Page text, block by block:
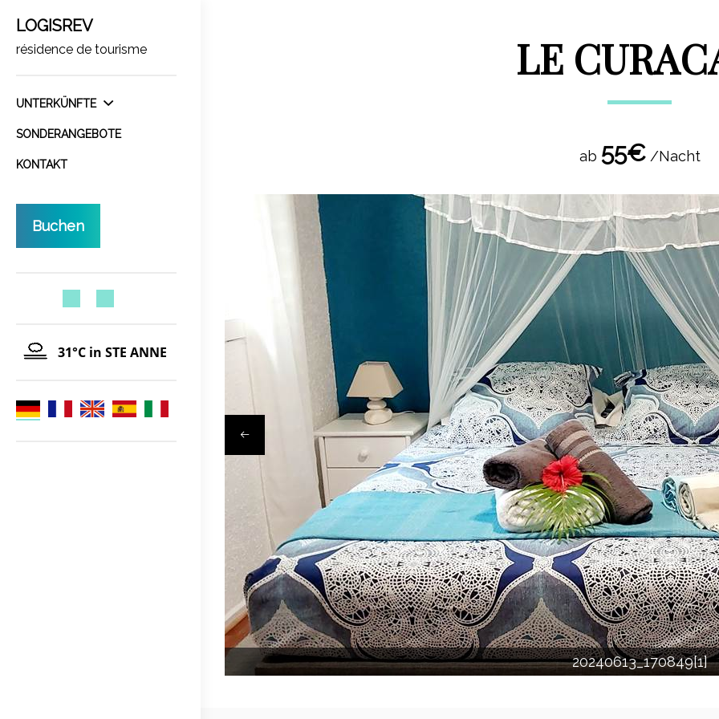
LOGISREV
résidence de tourisme
UNTERKÜNFTE
SONDERANGEBOTE
KONTAKT
Buchen
31°C in STE ANNE
LE
ab 55€/Nacht
20240613_170849[1]